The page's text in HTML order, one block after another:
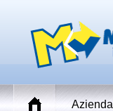
Azienda